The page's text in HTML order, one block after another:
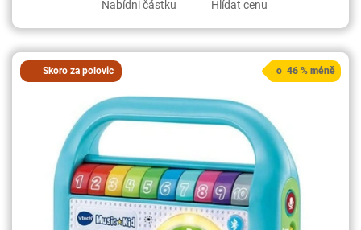
Nabídni částku
Hlídat cenu
Skoro za polovic o 46 % méně